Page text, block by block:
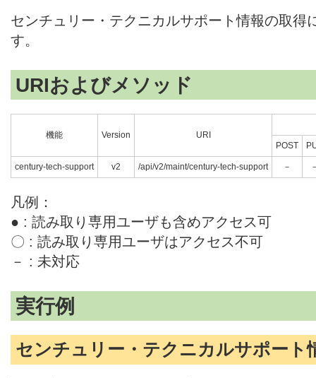
センチュリー・テクニカルサポート情報の取得
す。
URIおよびメソッド
機能 Version URI
POST
century-tech-support v2 /api/v2/maint/century-tech-support －
凡例：
● : 読み取り専用ユーザも含めアクセス可
〇 : 読み取り専用ユーザはアクセス不可
－ : 未対応
実行例
センチュリー・テクニカルサポート